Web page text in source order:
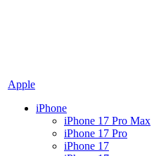
Apple
iPhone
iPhone 17 Pro Max
iPhone 17 Pro
iPhone 17